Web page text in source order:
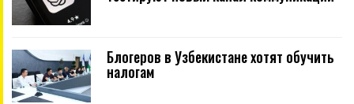
Блогеров в Узбекистане хотят обучить
налогам